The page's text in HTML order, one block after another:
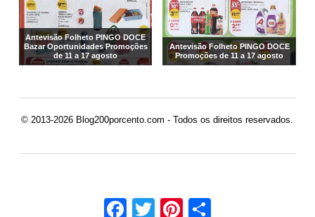
Antevisão Folheto PINGO DOCE
Bazar Oportunidades Promoções
de 11 a 17 agosto
Antevisão Folheto PINGO DOCE
Promoções de 11 a 17 agosto
© 2013-2026 Blog200porcento.com - Todos os direitos reservados.
Facebook Twitter Pinterest